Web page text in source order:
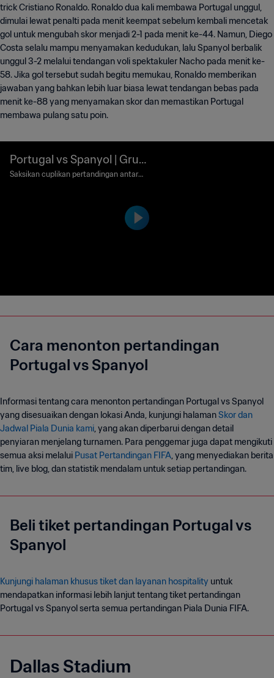
trick Cristiano Ronaldo. Ronaldo dua kali membawa Portugal unggul,
dimulai lewat penalti pada menit keempat sebelum kembali mencetak
gol untuk mengubah skor menjadi 2-1 pada menit ke-44. Namun, Diego
Costa selalu mampu menyamakan kedudukan, lalu Spanyol berbalik
unggul 3-2 melalui tendangan voli spektakuler Nacho pada menit ke-
58. Jika gol tersebut sudah begitu memukau, Ronaldo memberikan
jawaban yang bahkan lebih luar biasa lewat tendangan bebas pada
menit ke-88 yang menyamakan skor dan memastikan Portugal
membawa pulang satu poin.
Portugal vs Spanyol | Grup
B | Piala Dunia FIFA 2018 R
Saksikan cuplikan pertandingan antara
Cara menonton pertandingan
Portugal vs Spanyol
Informasi tentang cara menonton pertandingan Portugal vs Spanyol
yang disesuaikan dengan lokasi Anda, kunjungi halamanSkor dan
Jadwal Piala Dunia kami, yang akan diperbarui dengan detail
penyiaran menjelang turnamen. Para penggemar juga dapat mengikuti
semua aksi melalui Pusat Pertandingan FIFA, yang menyediakan berita
tim, live blog, dan statistik mendalam untuk setiap pertandingan.
Beli tiket pertandingan Portugal vs
Spanyol
Kunjungi halaman khusus tiket dan layanan hospitality untuk
mendapatkan informasi lebih lanjut tentang tiket pertandingan
Portugal vs Spanyol serta semua pertandingan Piala Dunia FIFA.
Dallas Stadium